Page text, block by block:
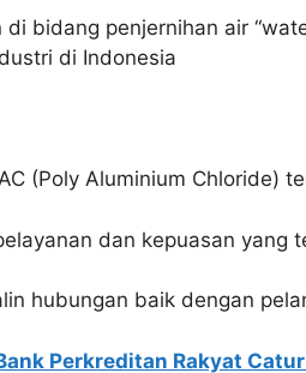
di bidang penjernihan air
di Indonesia
(Poly Aluminium Chloride)
dan kepuasan yang
hubungan baik dengan
Perkreditan Rakyat